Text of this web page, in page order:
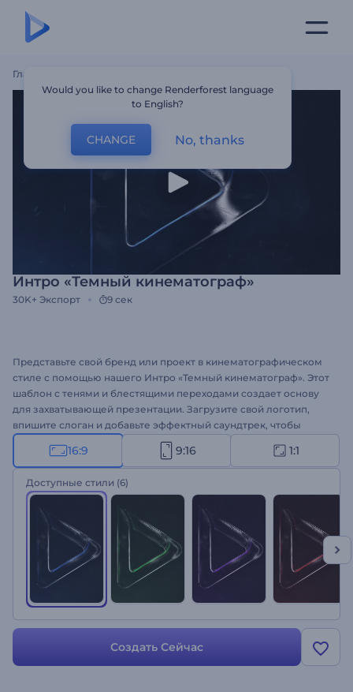
Главная
Интро «Темный кинематограф»
30K+ Экспорт 9 сек
Представьте свой бренд или проект в кинематографическом
стиле с помощью нашего Интро «Темный кинематограф». Этот
шаблон с тенями и блестящими переходами создает основу
для захватывающей презентации. Загрузите свой логотип,
впишите слоган и добавьте эффектный саундтрек, чтобы
создать запоминающееся вступление. Идеально подходит для
рекламных акций компании или услуг, интро или аутро
каналов, кинематографических вступительных роликов и
многого другого. Создавайте прямо сейчас и привлекайте
16:9 9:16 1:1
Доступные стили (6)
Создать Сейчас
Would you like to change Renderforest language
to English?
CHANGE No, thanks